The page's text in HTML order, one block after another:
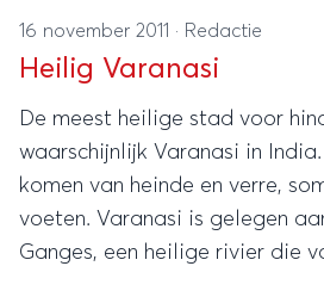
16 november 2011 · Redactie
Heilig Varanasi
De meest heilige stad voor
waarschijnlijk Varanasi in
komen van heinde en verre,
voeten. Varanasi is gelegen
Ganges, een heilige rivier die